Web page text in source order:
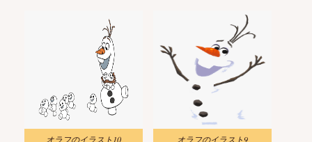
オラフのイラスト10 オラフのイラスト9